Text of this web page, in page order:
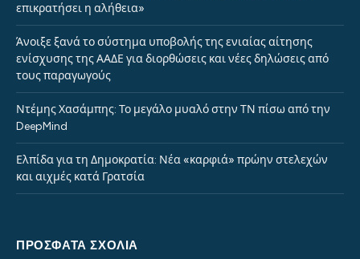
επικρατήσει η αλήθεια»
Άνοιξε ξανά το σύστημα υποβολής της ενιαίας αίτησης
ενίσχυσης της ΑΑΔΕ για διορθώσεις και νέες δηλώσεις από
τους παραγωγούς
Ντέμης Χασάμπης: Το μεγάλο μυαλό στην ΤΝ πίσω από την
DeepMind
Ελπίδα για τη Δημοκρατία: Νέα «καρφιά» πρώην στελεχών
και αιχμές κατά Γρατσία
ΠΡΌΣΦΑΤΑ ΣΧΌΛΙΑ